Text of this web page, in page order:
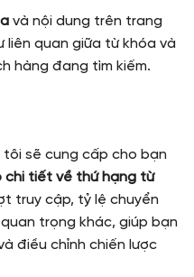
và nội dung trên trang
liên quan giữa từ khóa và
hàng đang tìm kiếm.
tôi sẽ cung cấp cho bạn
chi tiết về thứ hạng từ
truy cập, tỷ lệ chuyển
trọng khác, giúp bạn
điều chỉnh chiến lược